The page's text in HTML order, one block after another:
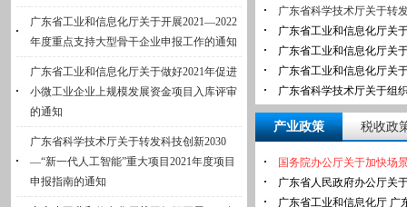
广东省工业和信息化厅关于开展2021—2022
年度重点支持大型骨干企业申报工作的通知
广东省工业和信息化厅关于做好2021年促进
小微工业企业上规模发展资金项目入库评审
的通知
广东省科学技术厅关于转发科技创新2030
—“新一代人工智能”重大项目2021年度项目
申报指南的通知
广东省工业和信息化厅关
产业政策 税收政
国务院办公厅关于加快场